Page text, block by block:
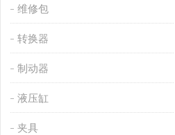
维修包
转换器
制动器
液压缸
夹具